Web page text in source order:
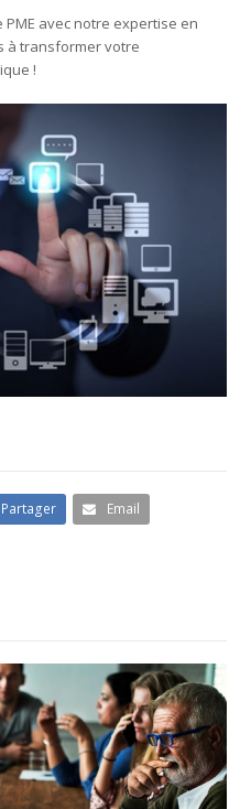
avec notre expertise en
à transformer votre
!
Partager
Email